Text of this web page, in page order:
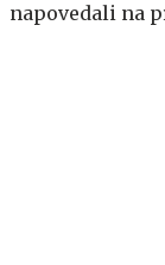
napovedali na